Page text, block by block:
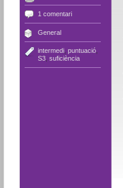
1 comentari
General
intermedi, puntuació,
S3, suficiència